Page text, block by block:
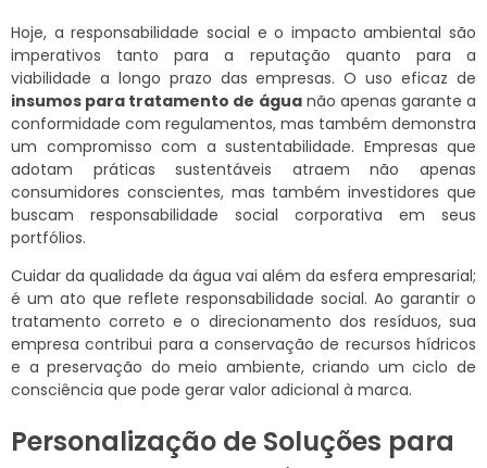
Hoje, a responsabilidade social e o impacto ambiental são
imperativos tanto para a reputação quanto para a
viabilidade a longo prazo das empresas. O uso eficaz de
insumos para tratamento de águanão apenas garante a
conformidade com regulamentos, mas também demonstra
um compromisso com a sustentabilidade. Empresas que
adotam práticas sustentáveis atraem não apenas
consumidores conscientes, mas também investidores que
buscam responsabilidade social corporativa em seus
portfólios.
Cuidar da qualidade da água vai além da esfera empresarial;
é um ato que reflete responsabilidade social. Ao garantir o
tratamento correto e o direcionamento dos resíduos, sua
empresa contribui para a conservação de recursos hídricos
e a preservação do meio ambiente, criando um ciclo de
consciência que pode gerar valor adicional à marca.
Personalização de Soluções para